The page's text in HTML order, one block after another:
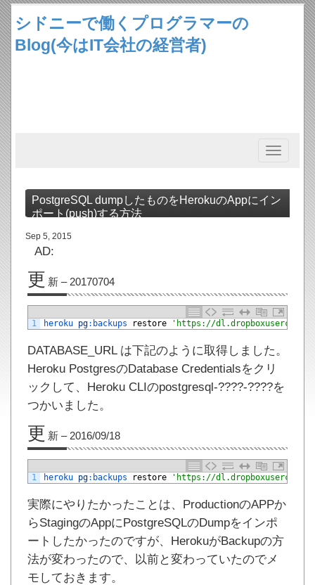
シドニーで働くプログラマーの
Blog(今はIT会社の経営者)
Toggle
navigation
PostgreSQL dumpしたものをHerokuのAppにイン
ポート(push)する方法
Sep 5, 2015
AD:
更 新 – 20170704
1 heroku pg: backups restore 'https://
DATABASE_URL は下記のように取得しました。
Heroku PostgresのDatabase Credentialsをクリ
ックして、Heroku CLIのpostgresql-????-????を
つかいました。
更 新 – 2016/09/18
1 heroku pg: backups restore 'https://
実際にやりたかったことは、ProductionのAPPか
らStagingのAppにPostgreSQLのDumpをインポ
ートしたかったのですが、HerokuがBackupの方
法が変わったので、以前と変わっていたのでメ
モしておきます。